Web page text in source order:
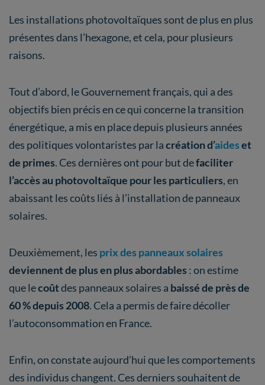
Les installations photovoltaïques sont de plus en plus
présentes dans l’hexagone, et cela, pour plusieurs
raisons.
Tout d’abord, le Gouvernement français, qui a des
objectifs bien précis en ce qui concerne la transition
énergétique, a mis en place depuis plusieurs années
des politiques volontaristes par lacréation d’aideset
de primes. Ces dernières ont pour but defaciliter
l’accès au photovoltaïque pour les particuliers, en
abaissant les coûts liés à l’installation de panneaux
solaires.
Deuxièmement, les prix des panneaux solaires
deviennent de plus en plus abordables : on estime
que lecoûtdes panneaux solaires a baissé de près de
60 %depuis 2008. Cela a permis de faire décoller
l’autoconsommation en France.
Enfin, on constate aujourd’hui que les comportements
des individus changent. Ces derniers souhaitent de